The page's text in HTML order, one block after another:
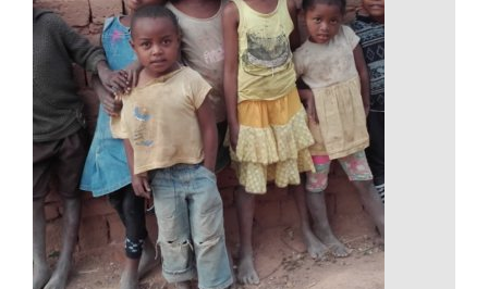
La culture musicale
VOIR LE DÉTAIL